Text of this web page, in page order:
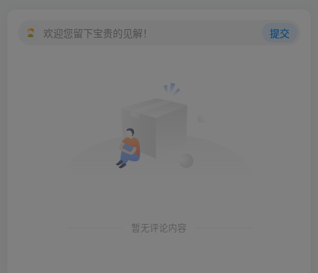
欢迎您留下宝贵的见解！ 提交
暂无评论内容